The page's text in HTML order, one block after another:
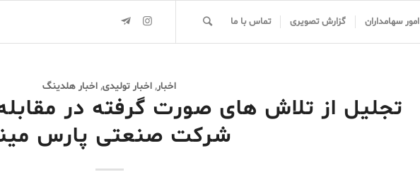
امور سهامداران گزارش تصویری تماس با ما
اخبار, اخبار تولیدی, اخبار هلدینگ
تجلیل از تلاش های صورت گرفته در
شرکت صنعتی پارس